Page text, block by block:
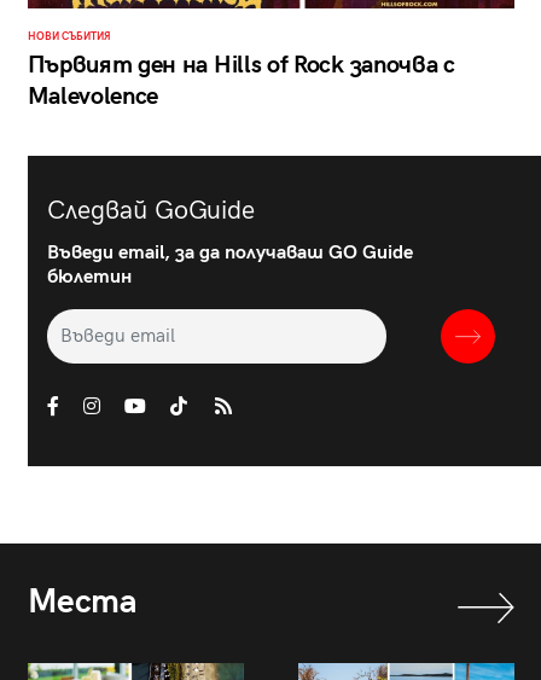
НОВИ СЪБИТИЯ
Първият ден на Hills of Rock започва с
Malevolence
Следвай GoGuide
Въведи email, за да получаваш GO Guide
бюлетин
Места